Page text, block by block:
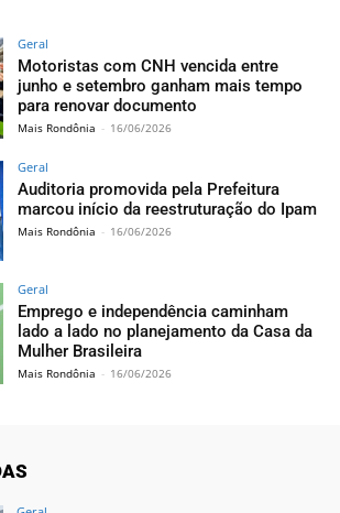
Geral
Motoristas com CNH vencida entre
junho e setembro ganham mais tempo
para renovar documento
Mais Rondônia - 16/06/2026
Geral
Auditoria promovida pela Prefeitura
marcou início da reestruturação do Ipam
Mais Rondônia - 16/06/2026
Geral
Emprego e independência caminham
lado a lado no planejamento da Casa da
Mulher Brasileira
Mais Rondônia - 16/06/2026